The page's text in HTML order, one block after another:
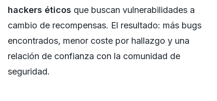
hackers éticos que buscan vulnerabilidades a
cambio de recompensas. El resultado: más bugs
encontrados, menor coste por hallazgo y una
relación de confianza con la comunidad de
seguridad.